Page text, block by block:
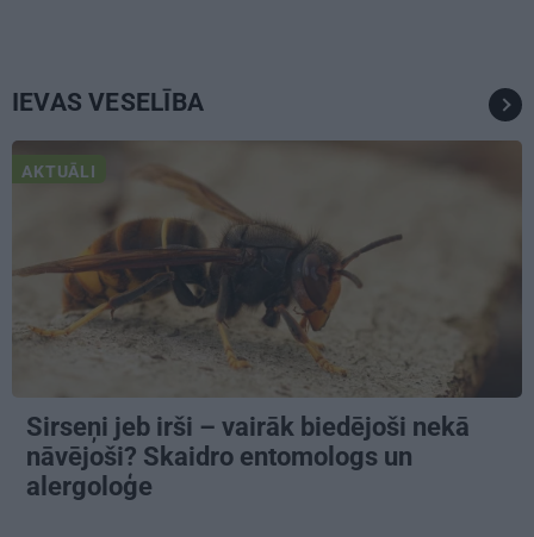
IEVAS VESELĪBA
AKTUĀLI
Sirseņi jeb irši – vairāk biedējoši nekā
nāvējoši? Skaidro entomologs un
alergoloģe